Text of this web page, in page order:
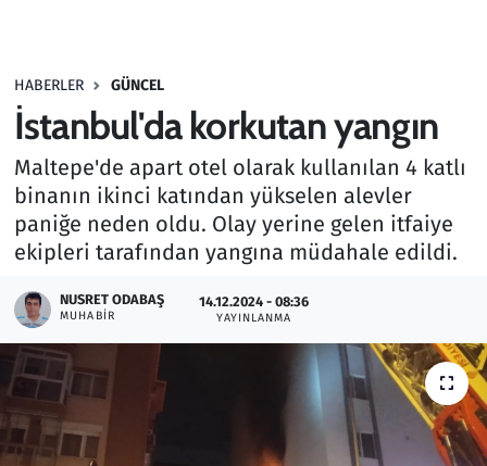
HABERLER GÜNCEL
İstanbul'da korkutan yangın
Maltepe'de apart otel olarak kullanılan 4 katlı
binanın ikinci katından yükselen alevler
paniğe neden oldu. Olay yerine gelen itfaiye
ekipleri tarafından yangına müdahale edildi.
NUSRET ODABAŞ
MUHABIR
14.12.2024 - 08:36
YAYINLANMA
Haber
Kurumsal Haberler
Lezzet Durağı
Memur ve Kamu
Otomobil
Oyun